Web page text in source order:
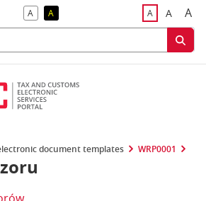
ADefault Contrast
AReversed Contrast ADefault Font
ABigger
A
document templates WRP0001